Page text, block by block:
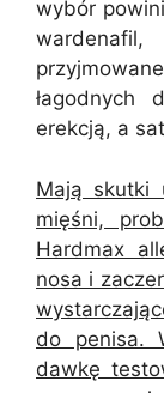
wybór
łagodnych
erekcją, a
Mają skutki
mięśni,
Hardmax
nosa i
do penisa.
dawkę